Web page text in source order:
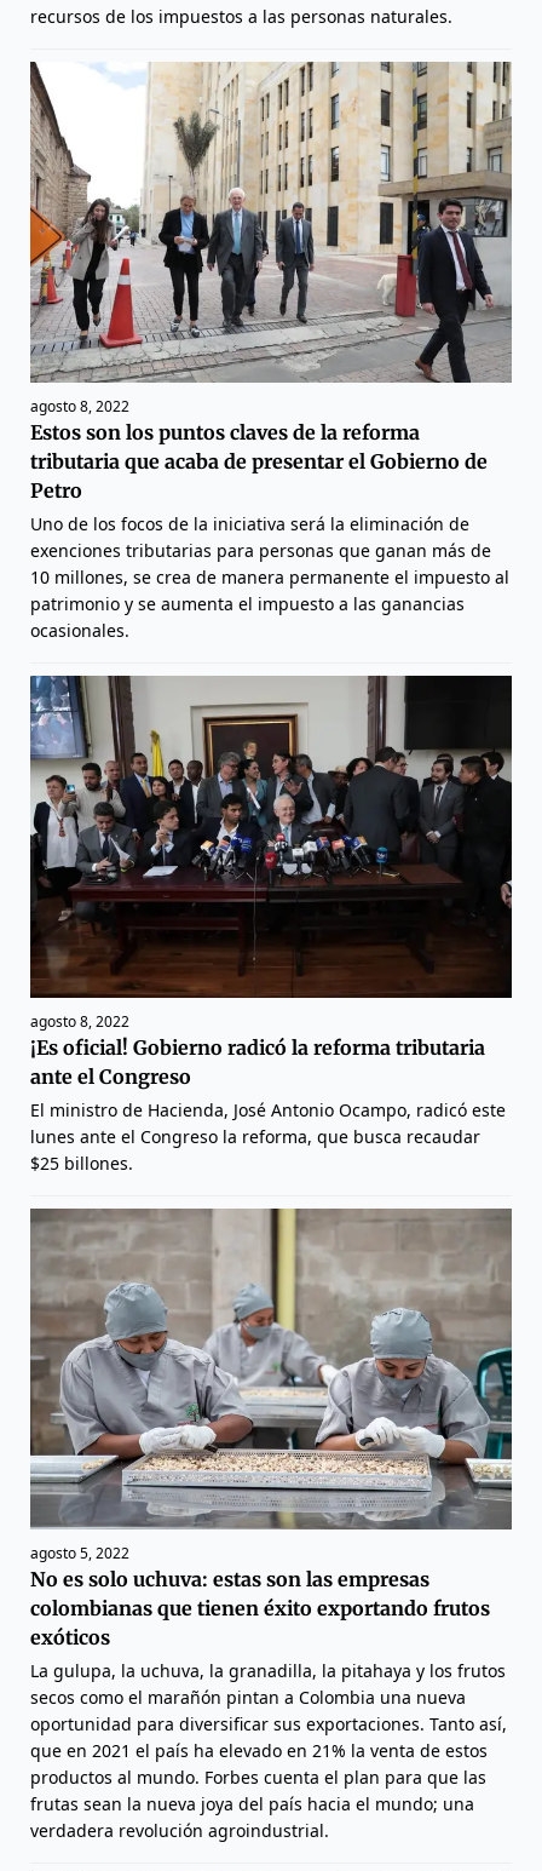
recursos de los impuestos a las personas naturales.
agosto 8, 2022
Estos son los puntos claves de la reforma
tributaria que acaba de presentar el Gobierno de
Petro
Uno de los focos de la iniciativa será la eliminación de
exenciones tributarias para personas que ganan más de
10 millones, se crea de manera permanente el impuesto al
patrimonio y se aumenta el impuesto a las ganancias
ocasionales.
agosto 8, 2022
¡Es oficial! Gobierno radicó la reforma tributaria
ante el Congreso
El ministro de Hacienda, José Antonio Ocampo, radicó este
lunes ante el Congreso la reforma, que busca recaudar
$25 billones.
agosto 5, 2022
No es solo uchuva: estas son las empresas
colombianas que tienen éxito exportando frutos
exóticos
La gulupa, la uchuva, la granadilla, la pitahaya y los frutos
secos como el marañón pintan a Colombia una nueva
oportunidad para diversificar sus exportaciones. Tanto así,
que en 2021 el país ha elevado en 21% la venta de estos
productos al mundo. Forbes cuenta el plan para que las
frutas sean la nueva joya del país hacia el mundo; una
verdadera revolución agroindustrial.